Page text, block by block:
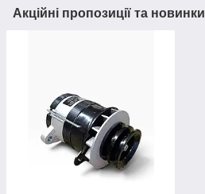
Акційні пропозиції та новинки